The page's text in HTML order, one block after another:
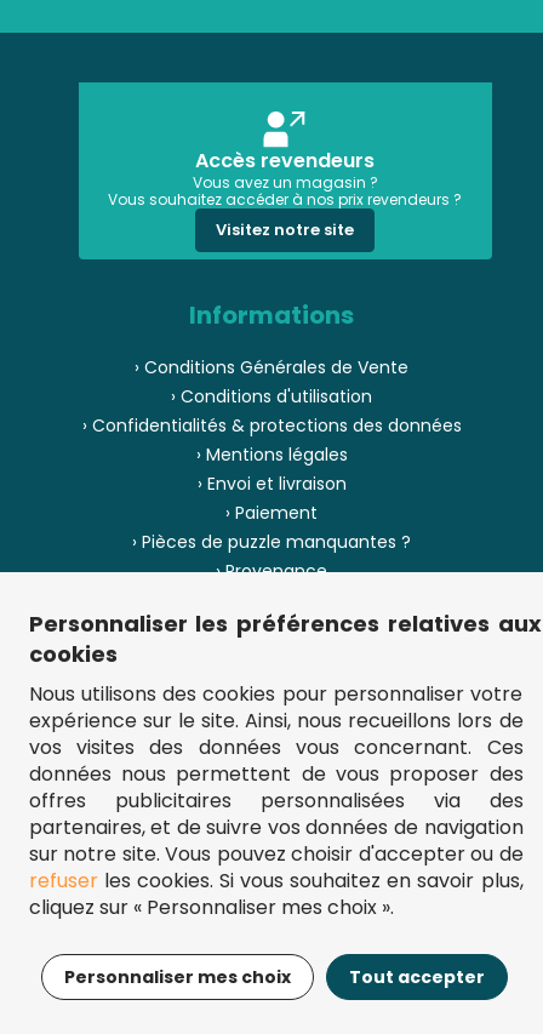
17,95€ Ajouter au panier
Accès revendeurs
Vous avez un magasin ?
Vous souhaitez accéder à nos prix revendeurs ?
Visitez notre site
Informations
› Conditions Générales de Vente
› Conditions d'utilisation
› Confidentialités & protections des données
› Mentions légales
› Envoi et livraison
› Paiement
› Pièces de puzzle manquantes ?
› Provenance
› Plan du site
** Frais d'envoi = 6,95 € (France) / gratuit à partir de 45 €.
fou-de-puzzle.com : le site référence pour acheter des puzzles de
qualité à bon prix.
© Fou-de-puzzle.com 2011 - 2026
Personnaliser les préférences relatives aux
cookies
Nous utilisons des cookies pour personnaliser votre
expérience sur le site. Ainsi, nous recueillons lors de
vos visites des données vous concernant. Ces
données nous permettent de vous proposer des
offres publicitaires personnalisées via des
partenaires, et de suivre vos données de navigation
sur notre site. Vous pouvez choisir d'accepter ou de
refuserles cookies. Si vous souhaitez en savoir plus,
cliquez sur « Personnaliser mes choix ».
Personnaliser mes choix Tout accepter